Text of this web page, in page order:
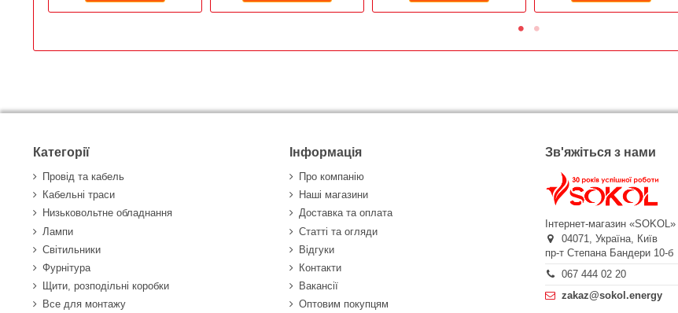
Категорії
Провід та кабель
Кабельні траси
Низьковольтне обладнання
Лампи
Світильники
Фурнітура
Щити, розподільні коробки
Все для монтажу
Інформація
Про компанію
Наші магазини
Доставка та оплата
Статті та огляди
Відгуки
Контакти
Вакансії
Оптовим покупцям
Зв'яжіться з нами
Інтернет-магазин «SOKOL»
04071,Україна, Київ
пр-т Степана Бандери 10-б
067 444 02 20
zakaz@sokol.energy